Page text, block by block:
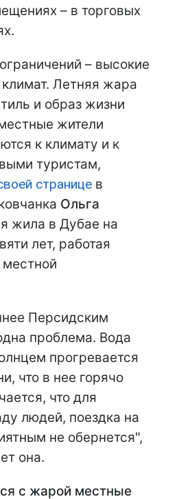
– в торговых
– высокие
Летняя жара
и образ жизни
жители
к климату и к
туристам,
странице в
Ольга
жила в Дубае на
лет, работая
Персидским
проблема. Вода
прогревается
что в нее горячо
что для
людей, поездка на
не обернется",
она.
с жарой местные